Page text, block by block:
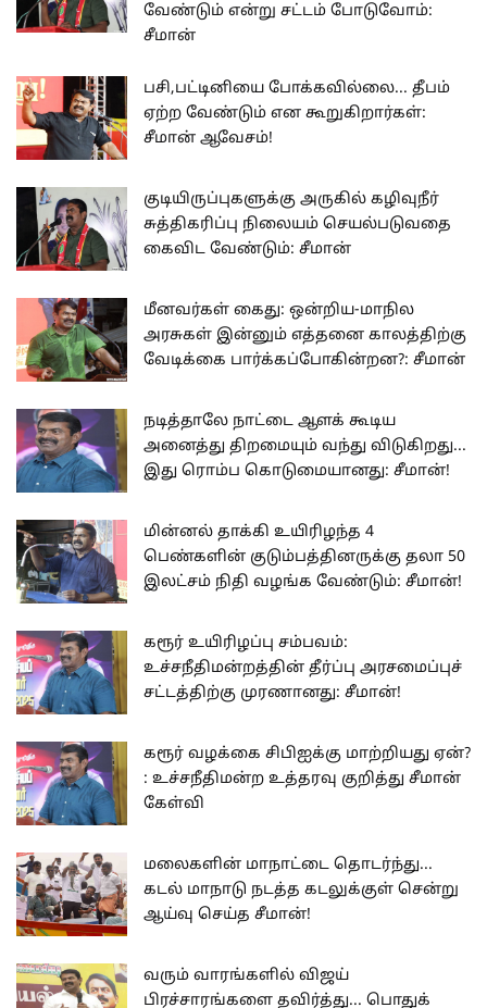
வேண்டும் என்று சட்டம் போடுவோம்:
சீமான்
பசி,பட்டினியை போக்கவில்லை... தீபம்
ஏற்ற வேண்டும் என கூறுகிறார்கள்:
சீமான் ஆவேசம்!
குடியிருப்புகளுக்கு அருகில் கழிவுநீர்
சுத்திகரிப்பு நிலையம் செயல்படுவதை
கைவிட வேண்டும்: சீமான்
மீனவர்கள் கைது: ஒன்றிய-மாநில
அரசுகள் இன்னும் எத்தனை காலத்திற்கு
வேடிக்கை பார்க்கப்போகின்றன?: சீமான்
நடித்தாலே நாட்டை ஆளக் கூடிய
அனைத்து திறமையும் வந்து விடுகிறது...
இது ரொம்ப கொடுமையானது: சீமான்!
மின்னல் தாக்கி உயிரிழந்த 4
பெண்களின் குடும்பத்தினருக்கு தலா 50
இலட்சம் நிதி வழங்க வேண்டும்: சீமான்!
கரூர் உயிரிழப்பு சம்பவம்:
உச்சநீதிமன்றத்தின் தீர்ப்பு அரசமைப்புச்
சட்டத்திற்கு முரணானது: சீமான்!
கரூர் வழக்கை சிபிஐக்கு மாற்றியது ஏன்?
: உச்சநீதிமன்ற உத்தரவு குறித்து சீமான்
கேள்வி
மலைகளின் மாநாட்டை தொடர்ந்து...
கடல் மாநாடு நடத்த கடலுக்குள் சென்று
ஆய்வு செய்த சீமான்!
வரும் வாரங்களில் விஜய்
பிரச்சாரங்களை தவிர்த்து... பொதுக்